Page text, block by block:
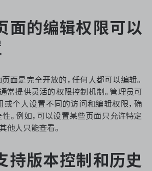
面的编辑权限可以
面是完全开放的，任何人都可以编辑。
常提供灵活的权限控制机制。管理员可
或个人设置不同的访问和编辑权限，确
。例如，可以设置某些页面只允许特定
他人只能查看。
持版本控制和历史